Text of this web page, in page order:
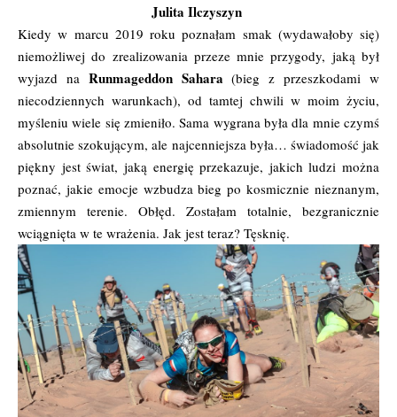
Julita Ilczyszyn
Kiedy w marcu 2019 roku poznałam smak (wydawałoby się)
niemożliwej do zrealizowania przeze mnie przygody, jaką był
wyjazd na Runmageddon Sahara (bieg z przeszkodami w
niecodziennych warunkach), od tamtej chwili w moim życiu,
myśleniu wiele się zmieniło. Sama wygrana była dla mnie czymś
absolutnie szokującym, ale najcenniejsza była… świadomość jak
piękny jest świat, jaką energię przekazuje, jakich ludzi można
poznać, jakie emocje wzbudza bieg po kosmicznie nieznanym,
zmiennym terenie. Obłęd. Zostałam totalnie, bezgranicznie
wciągnięta w te wrażenia. Jak jest teraz? Tęsknię.